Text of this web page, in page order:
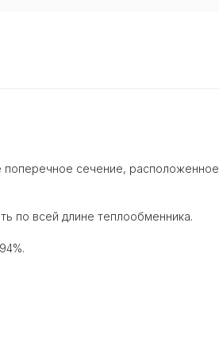
поперечное сечение, расположенное
по всей длине теплообменника.